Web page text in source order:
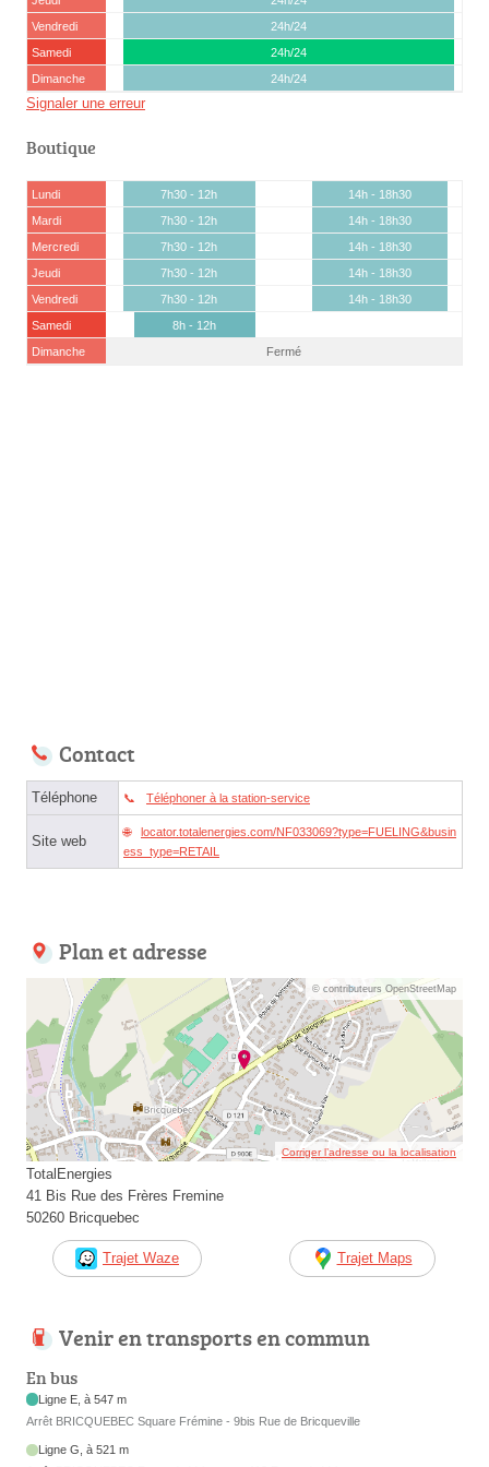
Vendredi
24h/24
Samedi
24h/24
Dimanche
24h/24
Signaler une erreur
Boutique
Lundi 7h30 - 12h
14h - 18h30
Mardi
7h30 - 12h
14h - 18h30
Mercredi
7h30 - 12h
14h - 18h30
Jeudi
7h30 - 12h
14h - 18h30
Vendredi
7h30 - 12h
14h - 18h30
Samedi
8h - 12h
Dimanche
Fermé
Contact
Téléphone Téléphoner à la station-service
Site web
locator.totalenergies.com/NF033069?type=FUELING&busin
ess_type=RETAIL
Plan et adresse
© contributeurs OpenStreetMap
Corriger l’adresse ou la localisation
TotalEnergies
41 Bis Rue des Frères Fremine
50260 Bricquebec
Trajet Waze Trajet Maps
Venir en transports en commun
En bus
Ligne E, à 547 m
Arrêt BRICQUEBEC Square Frémine - 9bis Rue de Bricqueville
Ligne G, à 521 m